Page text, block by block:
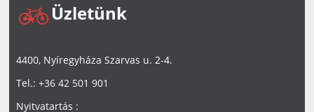
Üzletünk
4400, Nyíregyháza Szarvas u. 2-4.
Tel.: +36 42 501 901
Nyitvatartás :